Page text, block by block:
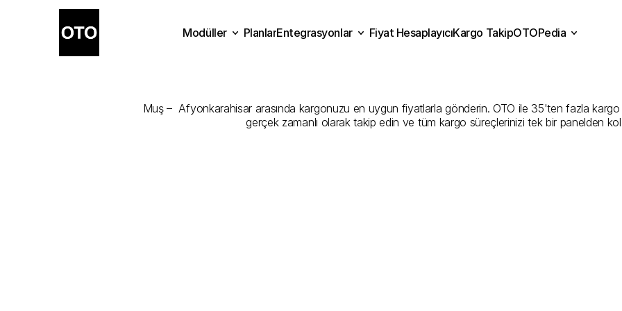
Muş –  Afyonkarahisar arasında kargonuzu en uygun fiyatlarla gönderin. OTO ile 35'ten fazla kargo
gerçek zamanlı olarak takip edin ve tüm kargo süreçlerinizi tek bir panelden
Modüller
PlanlarEntegrasyonlar
Fiyat HesaplayıcıKargo TakipOTOPedia